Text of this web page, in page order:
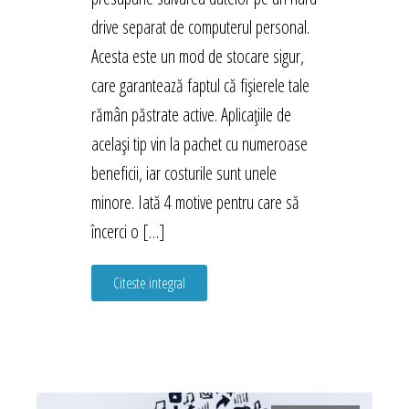
drive separat de computerul personal.
Acesta este un mod de stocare sigur,
care garantează faptul că fișierele tale
rămân păstrate active. Aplicațiile de
același tip vin la pachet cu numeroase
beneficii, iar costurile sunt unele
minore. Iată 4 motive pentru care să
încerci o […]
Citeste integral